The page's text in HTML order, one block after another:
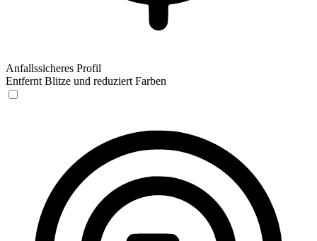
Anfallssicheres Profil
Entfernt Blitze und reduziert Farben